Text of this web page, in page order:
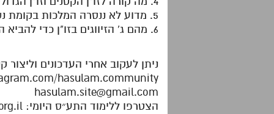
5. מדוע לא ננסרה המלכות בקומת נשמה?
6. מהם ג' הזיווגים בזו"ן כדי להביא הנוקבא והז"א לזיווג פב"פ?
ניתן לעקוב אחרי העדכונים וליצור
hasulam.community
hasulam.site@gmail.com
הצטרפו ללימוד התע״ס היומי: https://dafhayomitaas.org.il